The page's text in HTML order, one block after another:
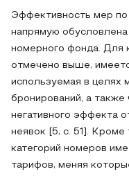
Эффективность мер по
напрямую
номерного фонда. Для
отмечено выше,
используемая в целях
бронирований, а также
негативного эффекта
неявок [5, c. 51].
категорий номеров
тарифов, меняя